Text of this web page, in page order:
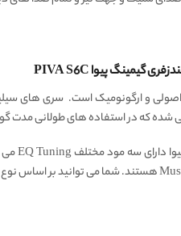
و ارگونومیک است. سری های
که در استفاده های طولانی مدت